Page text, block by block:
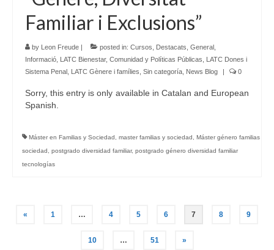
Familiar i Exclusions”
by Leon Freude | posted in: Cursos Destacats General
Informació LATC Bienestar, Comunidad y Políticas Públicas
LATC Dones i
Sistema Penal LATC Gènere i famílies Sin categoría News Blog | 0
Sorry, this entry is only available in Catalan and European
Spanish.
Máster en Familias y Sociedad master familias y sociedad
Máster género familias
sociedad
postgrado diversidad familiar, postgrado género diversidad familiar
tecnologías
Posts
navigation
« 1 … 4 5 6 7 8 9
10 … 51 »